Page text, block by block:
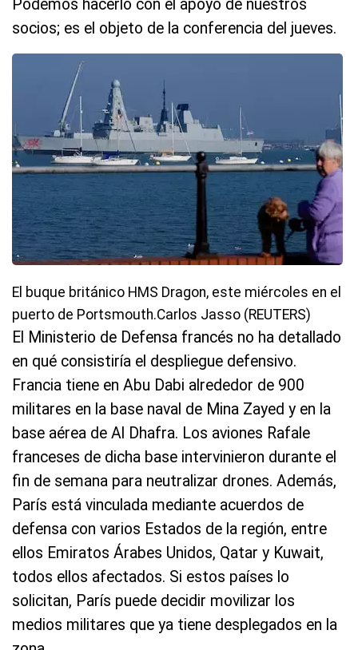
Podemos hacerlo con el apoyo de nuestros
socios; es el objeto de la conferencia del jueves.
El buque británico HMS Dragon, este miércoles en el
puerto de Portsmouth.Carlos Jasso (REUTERS)
El Ministerio de Defensa francés no ha detallado
en qué consistiría el despliegue defensivo.
Francia tiene en Abu Dabi alrededor de 900
militares en la base naval de Mina Zayed y en la
base aérea de Al Dhafra. Los aviones Rafale
franceses de dicha base intervinieron durante el
fin de semana para neutralizar drones. Además,
París está vinculada mediante acuerdos de
defensa con varios Estados de la región, entre
ellos Emiratos Árabes Unidos, Qatar y Kuwait,
todos ellos afectados. Si estos países lo
solicitan, París puede decidir movilizar los
medios militares que ya tiene desplegados en la